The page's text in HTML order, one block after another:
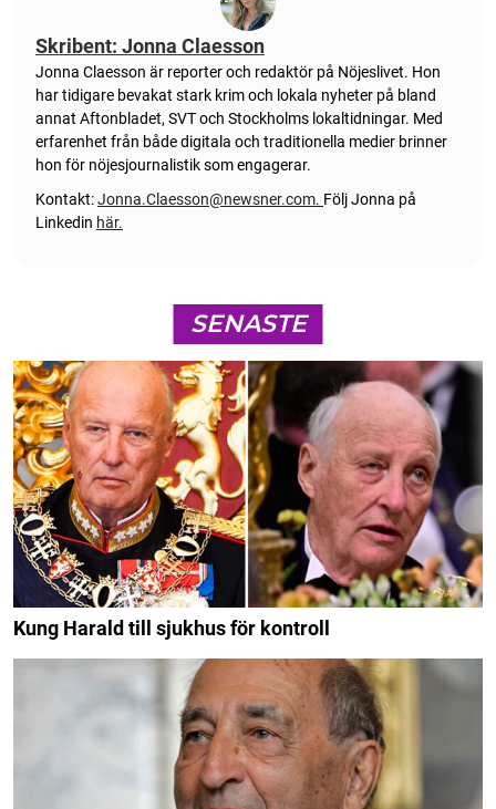
Skribent: Jonna Claesson
Jonna Claesson är reporter och redaktör på Nöjeslivet. Hon
har tidigare bevakat stark krim och lokala nyheter på bland
annat Aftonbladet, SVT och Stockholms lokaltidningar. Med
erfarenhet från både digitala och traditionella medier brinner
hon för nöjesjournalistik som engagerar.
Kontakt:Jonna.Claesson@newsner.com. Följ Jonna på
Linkedin här.
SENASTE
Kung Harald till sjukhus för kontroll